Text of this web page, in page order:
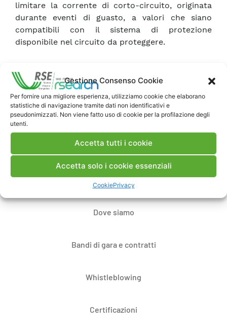
Gestione Consenso Cookie
Per fornire una migliore esperienza, utilizziamo cookie che elaborano
statistiche di navigazione tramite dati non identificativi e
pseudonimizzati. Non viene fatto uso di cookie per la profilazione degli
utenti.
Accetta tutti i cookie
Accetta solo i cookie essenziali
CookiePrivacy
limitare la corrente di corto-circuito, originata
durante eventi di guasto, a valori che siano
compatibili con il sistema di protezione
disponibile nel circuito da proteggere.
Contatti
Note Legali
Dove siamo
Bandi di gara e contratti
Whistleblowing
Certificazioni